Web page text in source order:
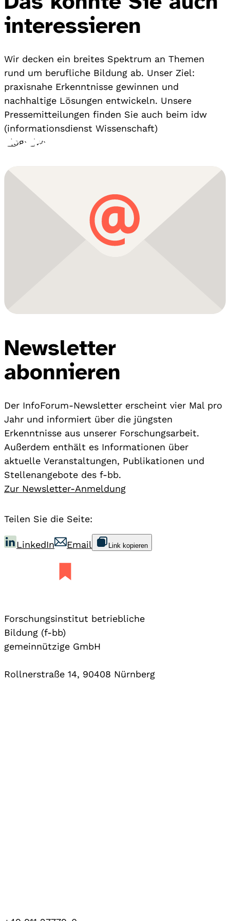
interessieren
Wir decken ein breites Spektrum an Themen
rund um berufliche Bildung ab. Unser Ziel:
praxisnahe Erkenntnisse gewinnen und
nachhaltige Lösungen entwickeln. Unsere
Pressemitteilungen finden Sie auch beim idw
(informationsdienst Wissenschaft)
Blog› idw›
Newsletter
abonnieren
Der InfoForum-Newsletter erscheint vier Mal pro
Jahr und informiert über die jüngsten
Erkenntnisse aus unserer Forschungsarbeit.
Außerdem enthält es Informationen über
aktuelle Veranstaltungen, Publikationen und
Stellenangebote des f-bb.
Zur Newsletter-Anmeldung
Teilen Sie die Seite:
LinkedIn Email Link kopieren
Forschungsinstitut betriebliche
Bildung (f-bb)
gemeinnützige GmbH
Rollnerstraße 14, 90408 Nürnberg